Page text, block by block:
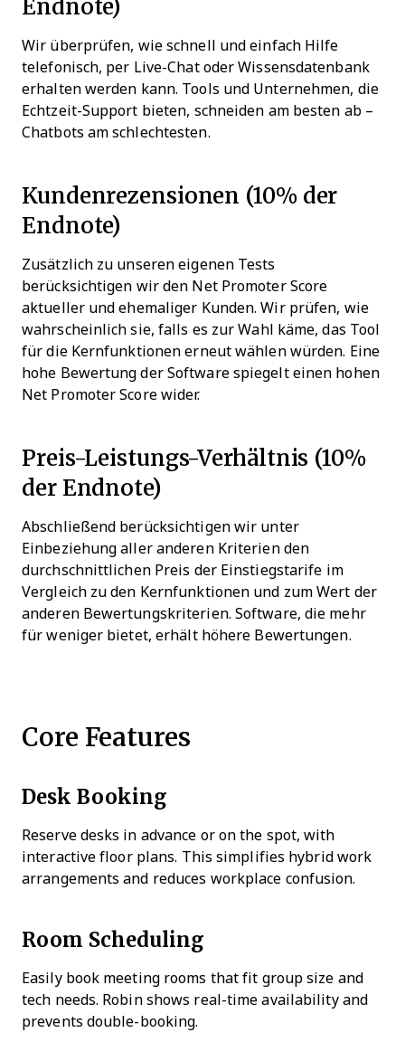
Wir überprüfen, wie schnell und einfach Hilfe
telefonisch, per Live-Chat oder Wissensdatenbank
erhalten werden kann. Tools und Unternehmen, die
Echtzeit-Support bieten, schneiden am besten ab –
Chatbots am schlechtesten.
Kundenrezensionen (10% der
Endnote)
Zusätzlich zu unseren eigenen Tests
berücksichtigen wir den Net Promoter Score
aktueller und ehemaliger Kunden. Wir prüfen, wie
wahrscheinlich sie, falls es zur Wahl käme, das Tool
für die Kernfunktionen erneut wählen würden. Eine
hohe Bewertung der Software spiegelt einen hohen
Net Promoter Score wider.
Preis-Leistungs-Verhältnis (10%
der Endnote)
Abschließend berücksichtigen wir unter
Einbeziehung aller anderen Kriterien den
durchschnittlichen Preis der Einstiegstarife im
Vergleich zu den Kernfunktionen und zum Wert der
anderen Bewertungskriterien. Software, die mehr
für weniger bietet, erhält höhere Bewertungen.
Core Features
Desk Booking
Reserve desks in advance or on the spot, with
interactive floor plans. This simplifies hybrid work
arrangements and reduces workplace confusion.
Room Scheduling
Easily book meeting rooms that fit group size and
tech needs. Robin shows real-time availability and
prevents double-booking.